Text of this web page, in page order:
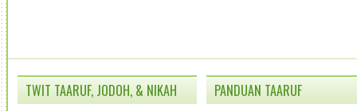
TWIT TAARUF, JODOH, & NIKAH PANDUAN TAARUF